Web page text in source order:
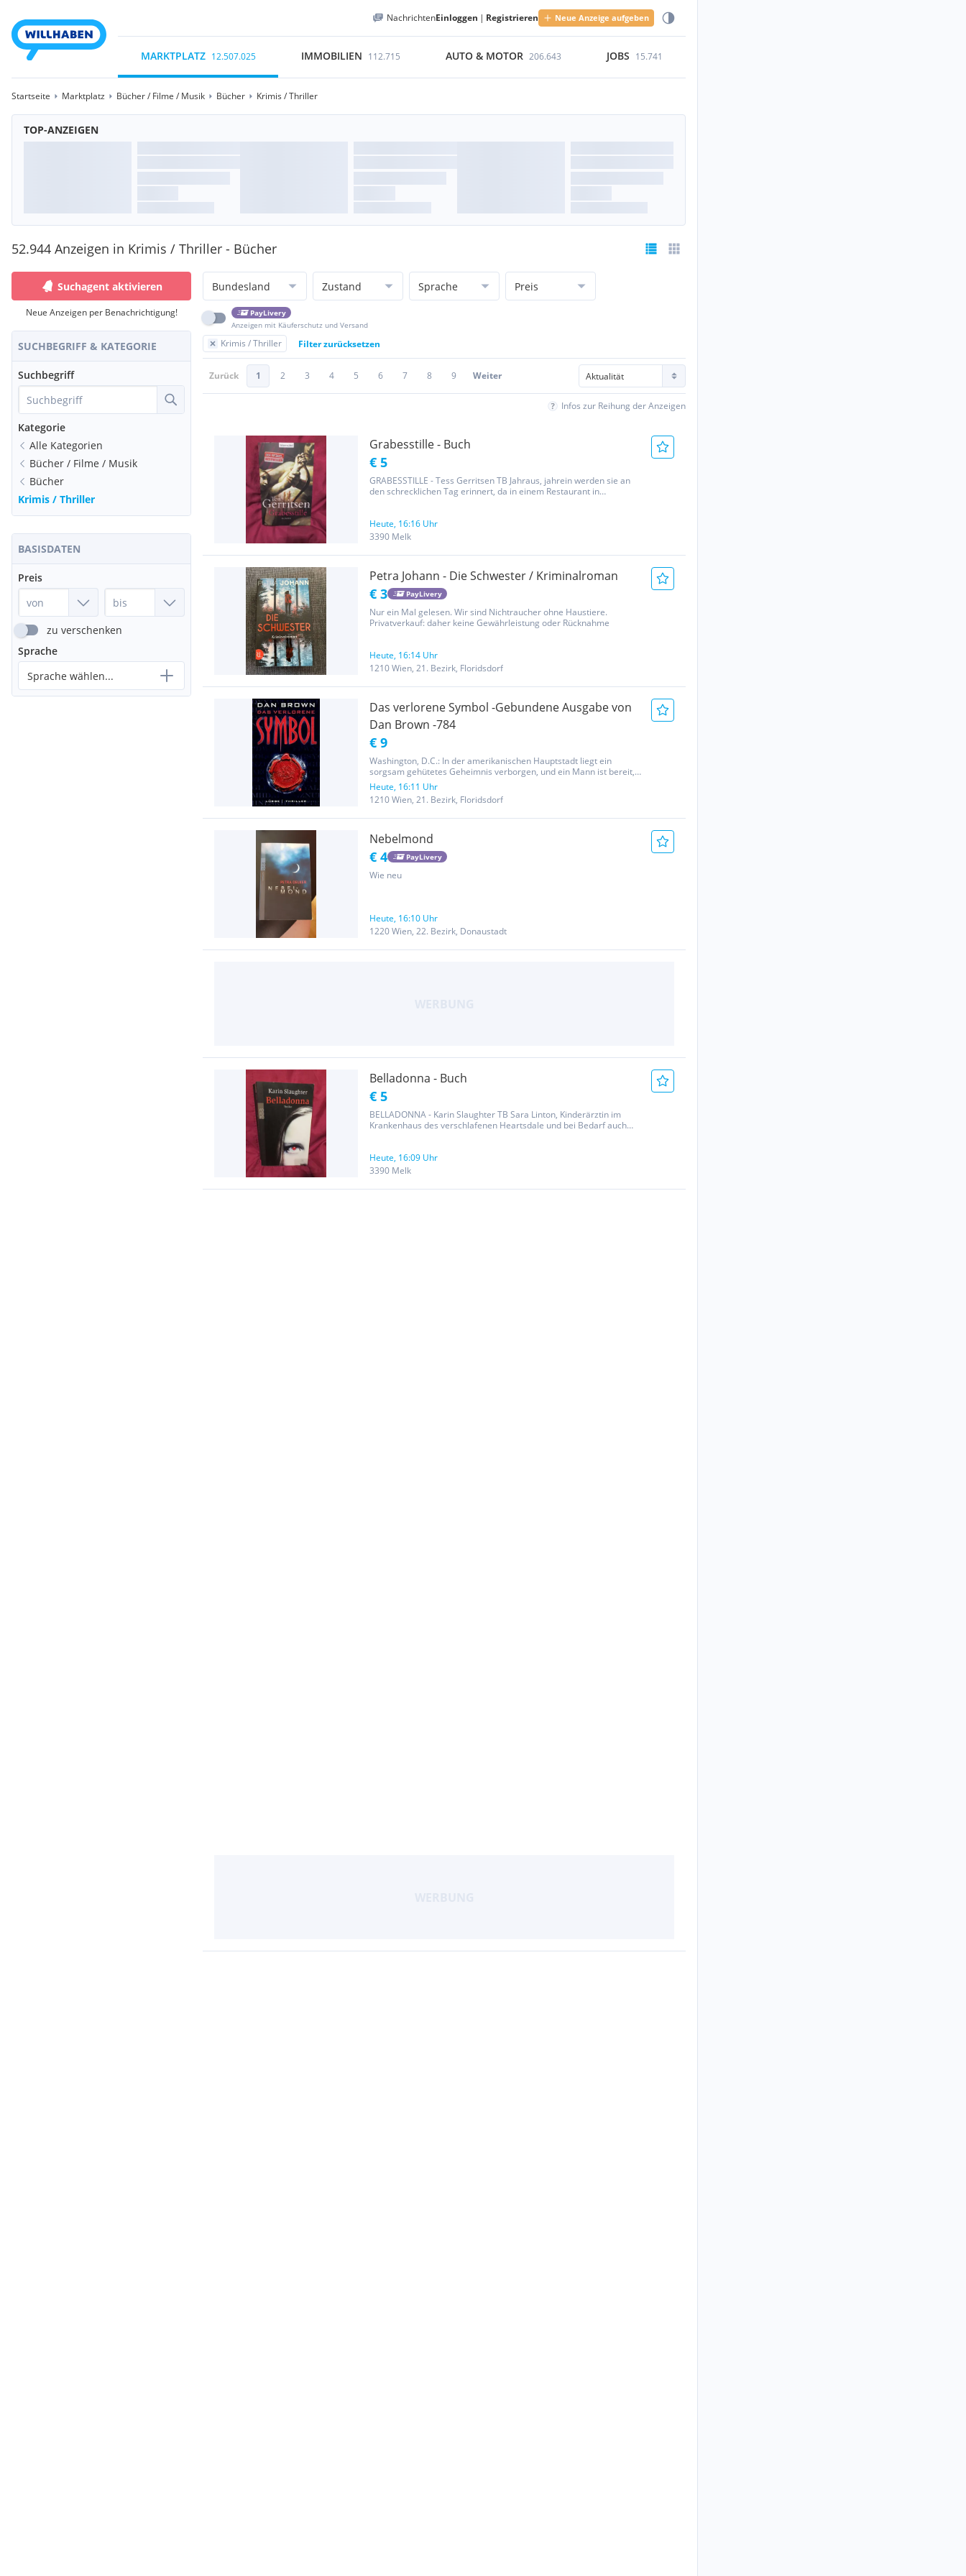
NachrichtenEinloggen | Registrieren Neue Anzeige aufgeben
MARKTPLATZ 12.507.025 IMMOBILIEN 112.715 AUTO & MOTOR 206.643 JOBS 15.741
Startseite Marktplatz Bücher / Filme / Musik Bücher Krimis / Thriller
TOP-ANZEIGEN
52.944 Anzeigen in Krimis / Thriller - Bücher
Suchagent aktivieren
Neue Anzeigen per Benachrichtigung!
SUCHBEGRIFF & KATEGORIE
Suchbegriff
Kategorie
Alle Kategorien
Bücher / Filme / Musik
Bücher
Krimis / Thriller
BASISDATEN
Preis
zu verschenken
Sprache
Sprache wählen...
Bundesland Zustand Sprache Preis
PayLivery
Anzeigen mit Käuferschutz und Versand
Krimis / Thriller Filter zurücksetzen
Zurück 1 2 3 4 5 6 7 8 9 Weiter
Infos zur Reihung der Anzeigen
Grabesstille - Buch
€ 5
GRABESSTILLE - Tess Gerritsen TB Jahraus, jahrein werden sie an
den schrecklichen Tag erinnert, da in einem Restaurant in
immer...
Heute, 16:16 Uhr
3390 Melk
Petra Johann - Die Schwester / Kriminalroman
€ 3 PayLivery
Nur ein Mal gelesen. Wir sind Nichtraucher ohne Haustiere.
Privatverkauf: daher keine Gewährleistung oder Rücknahme
Heute, 16:14 Uhr
1210 Wien, 21. Bezirk, Floridsdorf
Das verlorene Symbol -Gebundene Ausgabe von
Dan Brown -784
€ 9
Washington, D.C.: In der amerikanischen Hauptstadt liegt ein
sorgsam gehütetes Geheimnis verborgen, und ein Mann ist bereit,
dafür zu töten. Doch dazu benötigt er die Unterstützung eines
Menschen, der ihm freiwillig niemals helfen würde: Robert
Langdon,...
Heute, 16:11 Uhr
1210 Wien, 21. Bezirk, Floridsdorf
Nebelmond
€ 4 PayLivery
Wie neu
Heute, 16:10 Uhr
1220 Wien, 22. Bezirk, Donaustadt
Belladonna - Buch
€ 5
BELLADONNA - Karin Slaughter TB Sara Linton, Kinderärztin im
Krankenhaus des verschlafenen Heartsdale und bei Bedarf auch
Heute, 16:09 Uhr
3390 Melk